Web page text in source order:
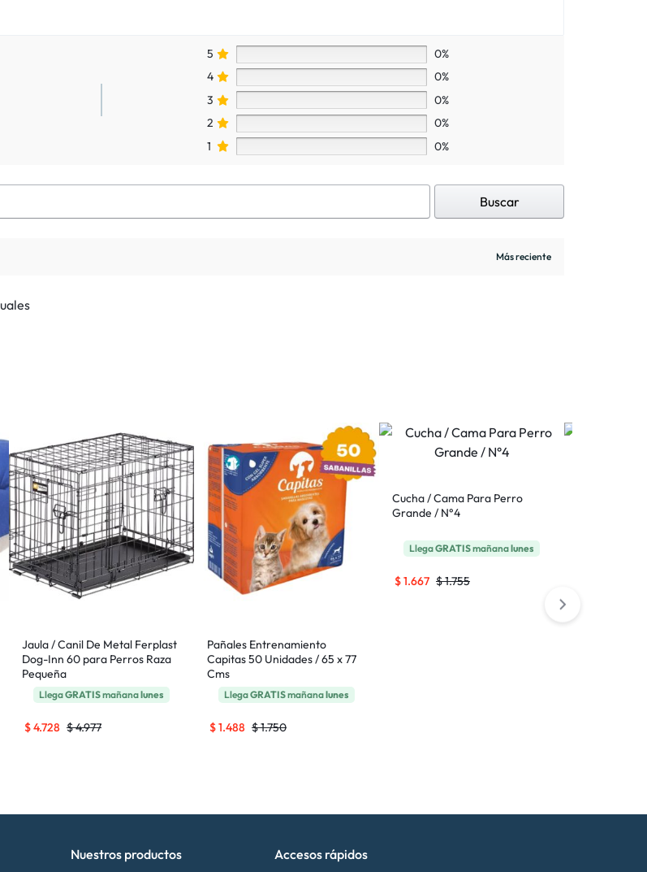
5
0%
4
0%
3
0%
2
0%
1
0%
Buscar
Jaula / Canil De Metal Ferplast
Dog-Inn 60 para Perros Raza
Pequeña
LlegaGRATISmañanalunes
$4.977
$4.728
Pañales Entrenamiento
Capitas 50 Unidades / 65 x 77
Cms
LlegaGRATISmañanalunes
$1.750
$1.488
Cucha / Cama Para Perro
Grande / N°4
LlegaGRATISmañanalunes
$1.755
$1.667
Nuestros productos Accesos rápidos